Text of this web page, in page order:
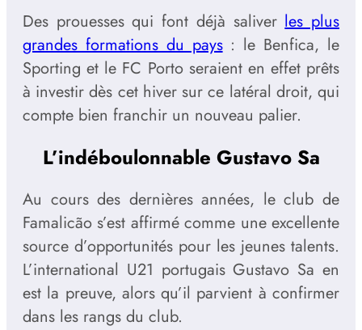
Des prouesses qui font déjà saliverles plus
grandes formations du pays: le Benfica, le
Sporting et le FC Porto seraient en effet prêts
à investir dès cet hiver sur ce latéral droit, qui
compte bien franchir un nouveau palier.
L’indéboulonnable Gustavo Sa
Au cours des dernières années, le club de
Famalicão s’est affirmé comme une excellente
source d’opportunités pour les jeunes talents.
L’international U21 portugais Gustavo Sa en
est la preuve, alors qu’il parvient à confirmer
dans les rangs du club.